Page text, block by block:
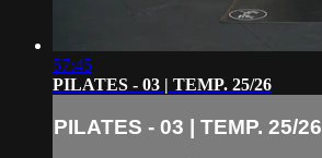
57:45
PILATES - 03 | TEMP. 25/26
PILATES - 03 | TEMP. 25/26